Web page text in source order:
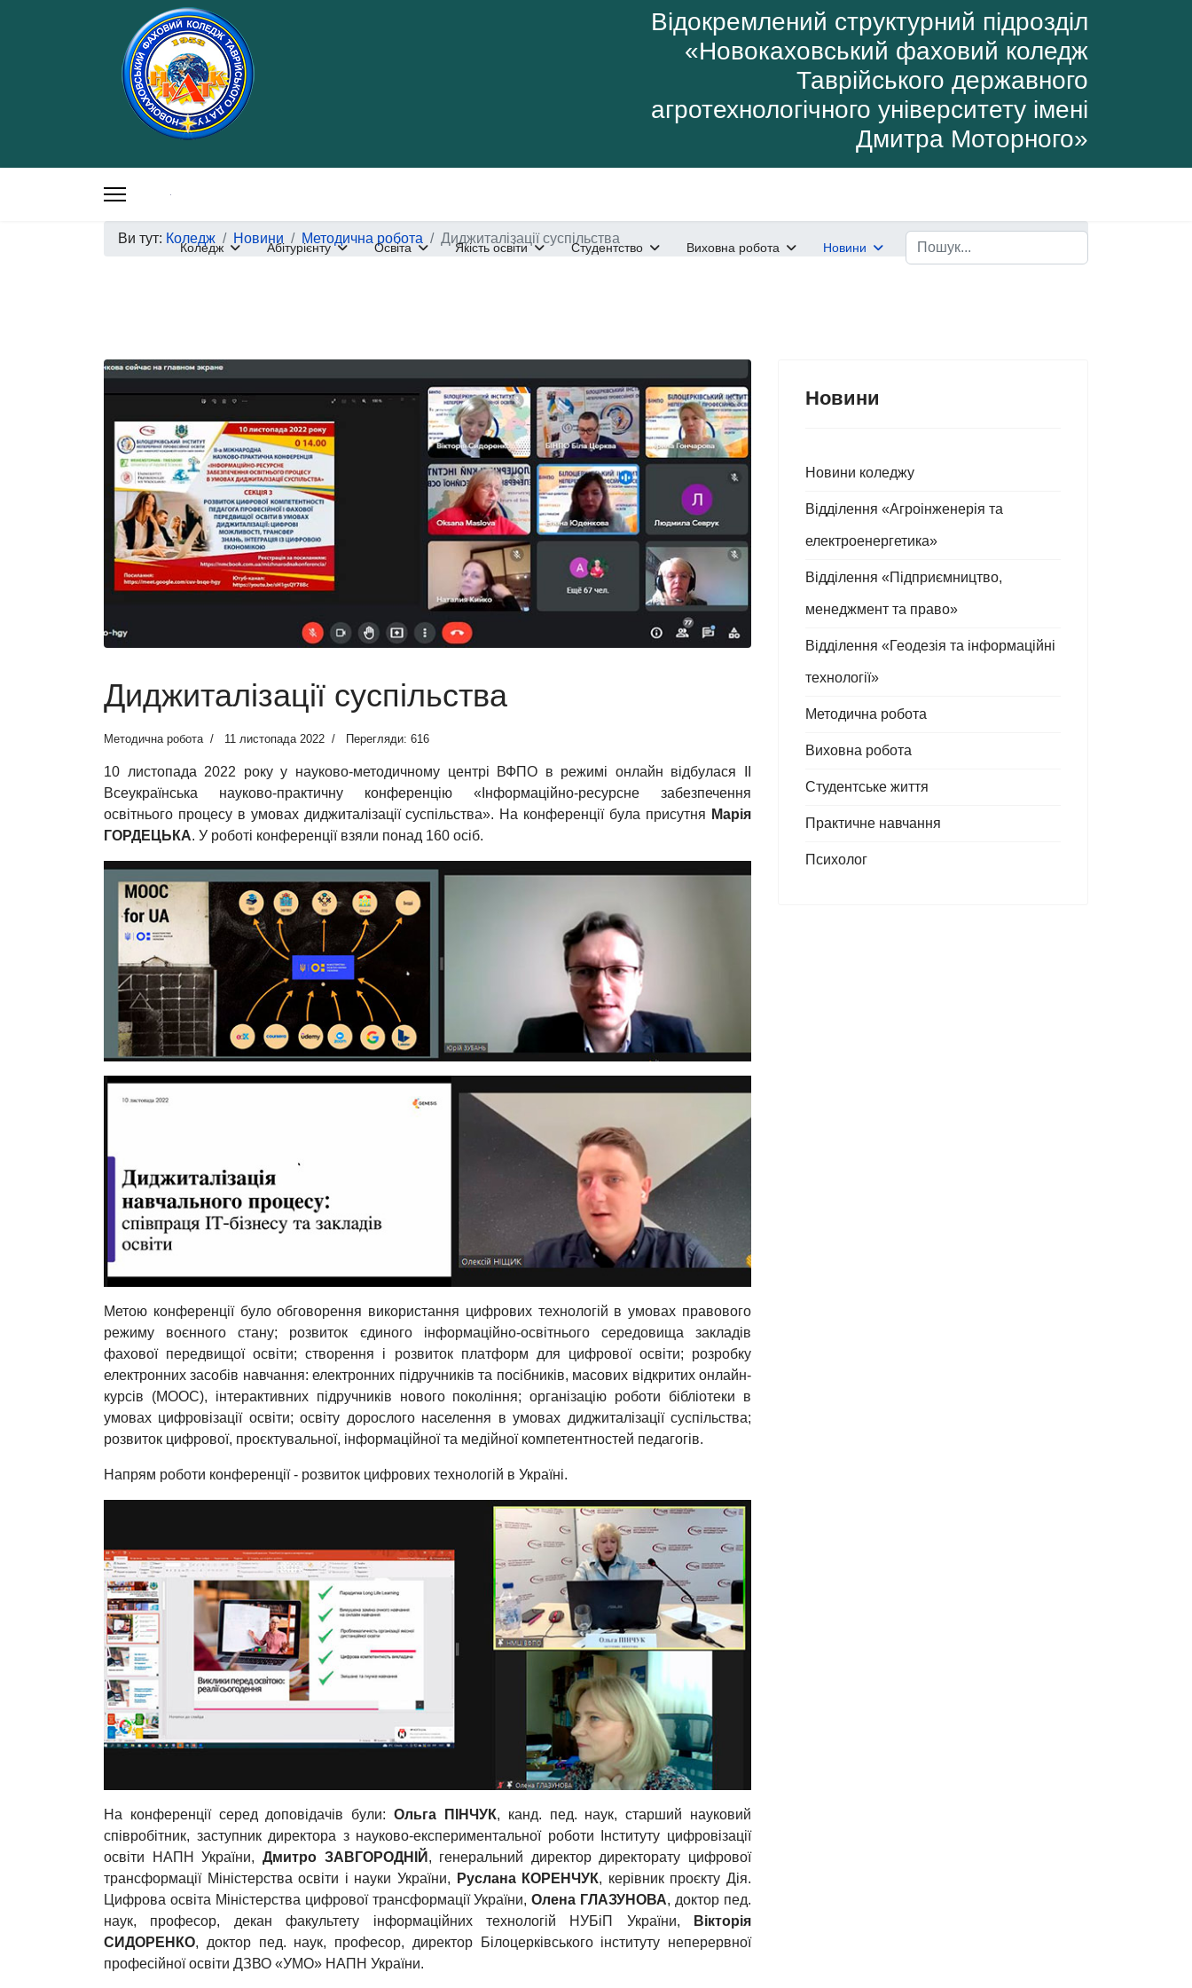
Відокремлений структурний підрозділ
«Новокаховський фаховий коледж
Таврійського державного
агротехнологічного університету імені
Дмитра Моторного»
Коледж Абітурієнту Освіта Якість освіти Студентство Виховна робота Новини Пошук
Ви тут: Коледж Новини Методична робота Диджиталізації суспільства
Диджиталізації суспільства
Методична робота 11 листопада 2022 Перегляди: 616
10 листопада 2022 року у науково-методичному центрі ВФПО в режимі онлайн відбулася ІІ
Всеукраїнська науково-практичну конференцію «Інформаційно-ресурсне забезпечення
освітнього процесу в умовах диджиталізації суспільства». На конференції була присутня Марія
ГОРДЕЦЬКА. У роботі конференції взяли понад 160 осіб.
Метою конференції було обговорення використання цифрових технологій в умовах правового
режиму воєнного стану; розвиток єдиного інформаційно-освітнього середовища закладів
фахової передвищої освіти; створення і розвиток платформ для цифрової освіти; розробку
електронних засобів навчання: електронних підручників та посібників, масових відкритих онлайн-
курсів (МООС), інтерактивних підручників нового покоління; організацію роботи бібліотеки в
умовах цифровізації освіти; освіту дорослого населення в умовах диджиталізації суспільства;
розвиток цифрової, проєктувальної, інформаційної та медійної компетентностей педагогів.
Напрям роботи конференції - розвиток цифрових технологій в Україні.
На конференції серед доповідачів були:Ольга ПІНЧУК, канд. пед. наук, старший науковий
співробітник, заступник директора з науково-експериментальної роботи Інституту цифровізації
освіти НАПН України, Дмитро ЗАВГОРОДНІЙ , генеральний директор директорату цифрової
трансформації Міністерства освіти і науки України,
Руслана КОРЕНЧУК, керівник проєкту Дія.
Цифрова освіта Міністерства цифрової трансформації України,Олена ГЛАЗУНОВА, доктор пед.
наук, професор, декан факультету інформаційних технологій НУБіП України,
Вікторія
СИДОРЕНКО, доктор пед. наук, професор, директор Білоцерківського інституту неперервної
професійної освіти ДЗВО «УМО» НАПН України.
Новини
Новини коледжу
Відділення «Агроінженерія та
електроенергетика»
Відділення «Підприємництво,
менеджмент та право»
Відділення «Геодезія та інформаційні
технології»
Методична робота
Виховна робота
Студентське життя
Практичне навчання
Психолог